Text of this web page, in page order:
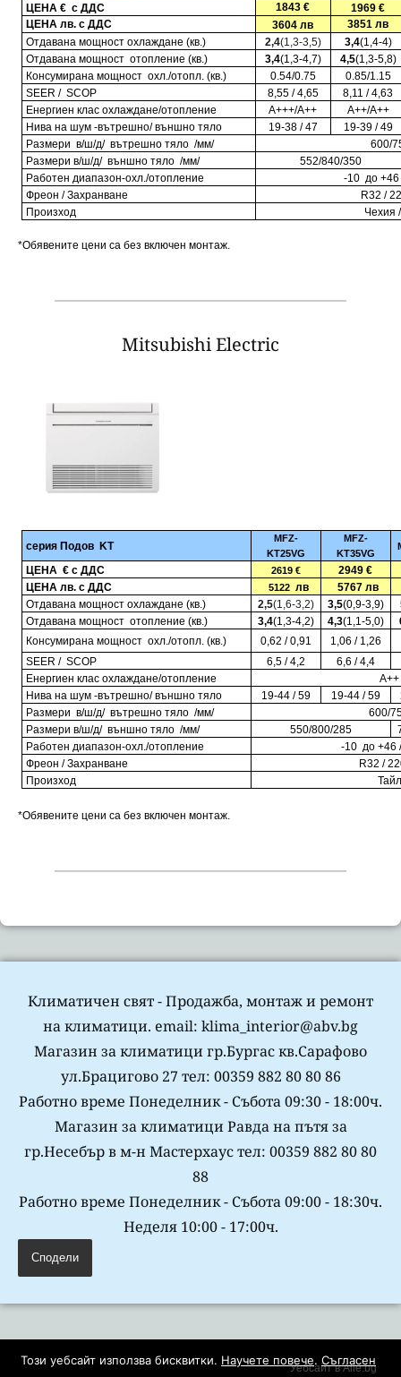
ЦЕНА€ с ДДС 1843 €
1969 €
ЦЕНА лв. с ДДС
3604 лв 3851 лв
Отдавана мощност охлаждане (кв.)
2,4(1,3-3,5) 3,4(1,4-4)
Отдавана мощност отопление (кв.)
3,4(1,3-4,7) 4,5(1,3-5,8)
Консумирана мощност охл./отопл. (кв.) 0.54/0.75
0.85/1.15
SEER / SCOP
8,55 / 4,65
8,11 / 4,63
Енергиен клас охлаждане/отопление
A+++/A++
A++/A++
Нива на шум -вътрешно/ външно тяло
19-38 / 47
19-39 / 49
Размери в/ш/д/ вътрешно тяло /мм/
600/
Размери в/ш/д/ външно тяло /мм/
552/840/350
Работен диапазон-охл./отопление
-10 до +46
Фреон / Захранване
R32 /
Произход
Чехия
*Обявените цени са без включен монтаж.
Mitsubishi Electric
серия Подов KT
MFZ-
KT25VG
MFZ-
KT35VG
ЦЕНА € с ДДС 2619 €
2949 €
ЦЕНА лв. с ДДС
5122 лв 5767 лв
Отдавана мощност охлаждане (кв.)
2,5(1,6-3,2) 3,5(0,9-3,9)
Отдавана мощност отопление (кв.)
3,4(1,3-4,2) 4,3(1,1-5,0)
Консумирана мощност охл./отопл. (кв.) 0,62 / 0,91
1,06 / 1,26
SEER / SCOP
6,5 / 4,2
6,6 / 4,4
Енергиен клас охлаждане/отопление
A++
Нива на шум -вътрешно/ външно тяло
19-44 / 59 19-44 / 59
Размери в/ш/д/ вътрешно тяло /мм/
600/
Размери в/ш/д/ външно тяло /мм/
550/800/285
Работен диапазон-охл./отопление
-10 до +46
Фреон / Захранване
R32 /
Произход
*Обявените цени са без включен монтаж.
Климатичен свят - Продажба, монтаж и ремонт
на климатици. email: klima_interior@abv.bg
Магазин за климатици гр.Бургас кв.Сарафово
ул.Брацигово 27 тел: 00359 882 80 80 86
Работно време Понеделник - Събота 09:30 - 18:00ч.
Магазин за климатици Равда на пътя за
гр.Несебър в м-н Мастерхаус тел: 00359 882 80 80
88
Работно време Понеделник - Събота 09:00 - 18:30ч.
Неделя 10:00 - 17:00ч.
Сподели
Уебсайт в Alle.bg
Този уебсайт използва бисквитки. Научете повече. Съгласен